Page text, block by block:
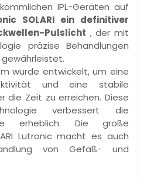
IPL-Geräten auf
SOLARI ein definitiver
Pulslicht , der mit
präzise Behandlungen
gewährleistet.
wurde entwickelt, um eine
und eine stabile
die Zeit zu erreichen. Diese
verbessert die
erheblich. Die große
Lutronic macht es auch
von Gefäß- und